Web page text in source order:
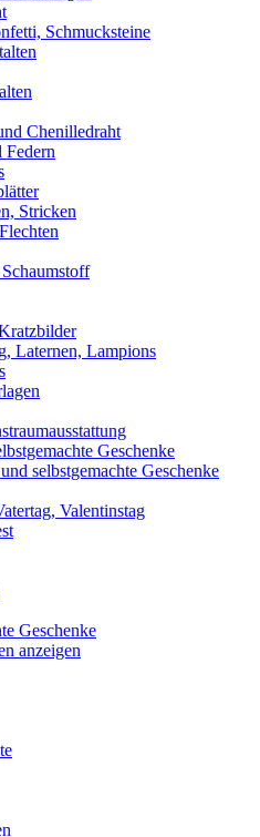
Schmucksteine
Chenilledraht
Federn
Stricken
Laternen, Lampions
Geschenke
selbstgemachte Geschenke
Valentinstag
Geschenke
anzeigen